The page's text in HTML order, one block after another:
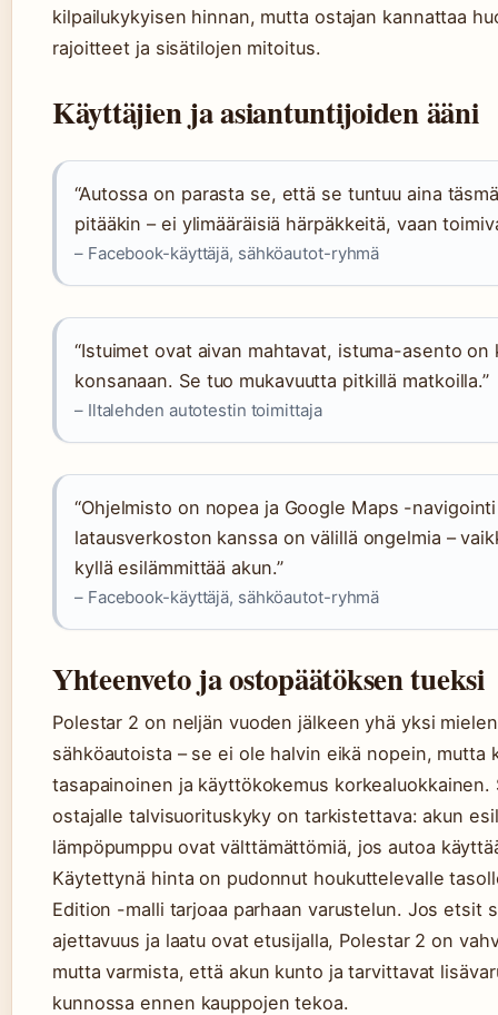
kilpailukykyisen hinnan, mutta ostajan kannattaa
rajoitteet ja sisätilojen mitoitus.
Käyttäjien ja asiantuntijoiden ääni
“Autossa on parasta se, että se tuntuu aina
pitääkin – ei ylimääräisiä härpäkkeitä, vaan
– Facebook-käyttäjä, sähköautot-ryhmä
“Istuimet ovat aivan mahtavat, istuma-asento on
konsanaan. Se tuo mukavuutta pitkillä matkoilla.”
– Iltalehden autotestin toimittaja
“Ohjelmisto on nopea ja Google Maps -
latausverkoston kanssa on välillä ongelmia –
kyllä esilämmittää akun.”
– Facebook-käyttäjä, sähköautot-ryhmä
Yhteenveto ja ostopäätöksen tueksi
Polestar 2 on neljän vuoden jälkeen yhä yksi
sähköautoista – se ei ole halvin eikä nopein, mutta
tasapainoinen ja käyttökokemus korkealuokkainen.
ostajalle talvisuorituskyky on tarkistettava: akun
lämpöpumppu ovat välttämättömiä, jos autoa
Käytettynä hinta on pudonnut houkuttelevalle
Edition -malli tarjoaa parhaan varustelun. Jos etsit
ajettavuus ja laatu ovat etusijalla, Polestar 2 on
mutta varmista, että akun kunto ja tarvittavat
kunnossa ennen kauppojen tekoa.